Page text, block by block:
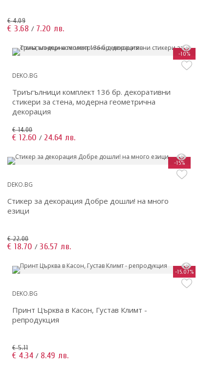
€ 4.09
€ 3.68 / 7.20 лв.
-10%
DEKO.BG
Триъгълници комплект 136 бр. декоративни
стикери за стена, модерна геометрична
декорация
€ 14.00
€ 12.60 / 24.64 лв.
-15%
DEKO.BG
Стикер за декорация Добре дошли! на много
езици
€ 22.00
€ 18.70 / 36.57 лв.
-15.07%
DEKO.BG
Принт Църква в Касон, Густав Климт -
репродукция
€ 5.11
€ 4.34 / 8.49 лв.